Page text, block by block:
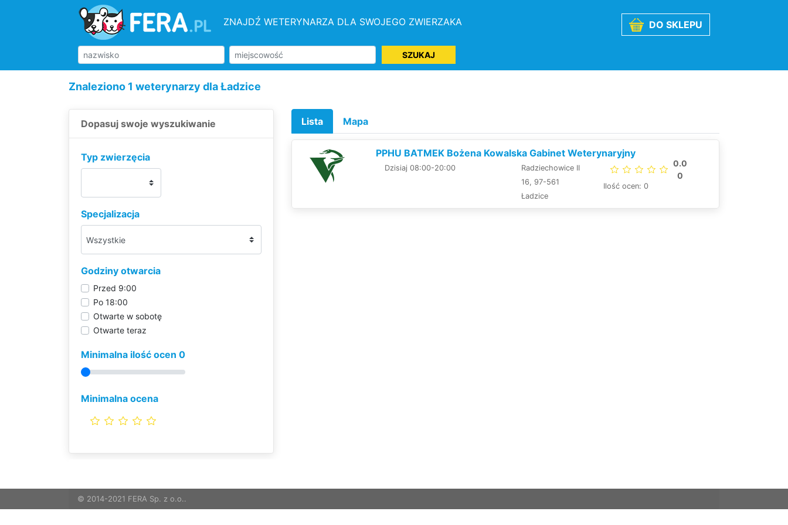
ZNAJDŹ WETERYNARZA DLA SWOJEGO ZWIERZAKA DO SKLEPU
SZUKAJ
Znaleziono 1 weterynarzy dla Ładzice
Dopasuj swoje wyszukiwanie
Typ zwierzęcia
Specjalizacja
Godziny otwarcia
Przed 9:00
Po 18:00
Otwarte w sobotę
Otwarte teraz
Minimalna ilość ocen 0
Minimalna ocena
Lista Mapa
PPHU BATMEK Bożena Kowalska Gabinet Weterynaryjny
Dzisiaj 08:00-20:00
Radziechowice II
16, 97-561
Ładzice
0.0
0
Ilość ocen: 0
© 2014-2021 FERA Sp. z o.o..